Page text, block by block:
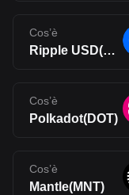
Cos’è
Ripple USD(RLUSD)
Cos’è
Polkadot(DOT)
Cos’è
Mantle(MNT)